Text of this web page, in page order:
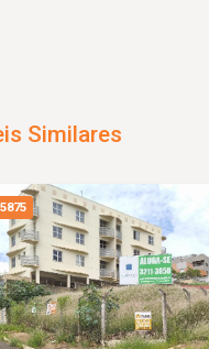
Similares